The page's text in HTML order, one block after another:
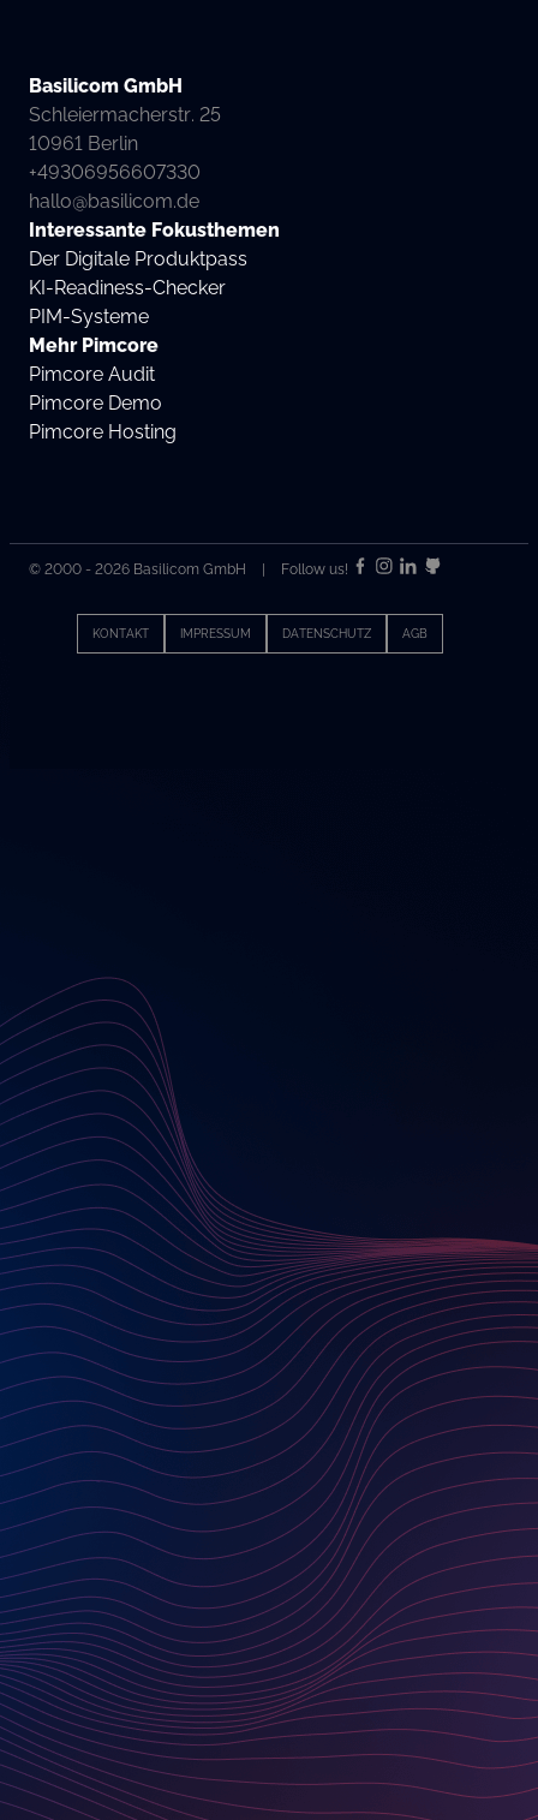
Basilicom GmbH
Schleiermacherstr. 25
10961 Berlin
+49306956607330
hallo@basilicom.de
Interessante Fokusthemen
Der Digitale Produktpass
KI-Readiness-Checker
PIM-Systeme
Mehr Pimcore
Pimcore Audit
Pimcore Demo
Pimcore Hosting
© 2000 - 2026 Basilicom GmbH Follow us!
KONTAKT IMPRESSUM DATENSCHUTZ AGB